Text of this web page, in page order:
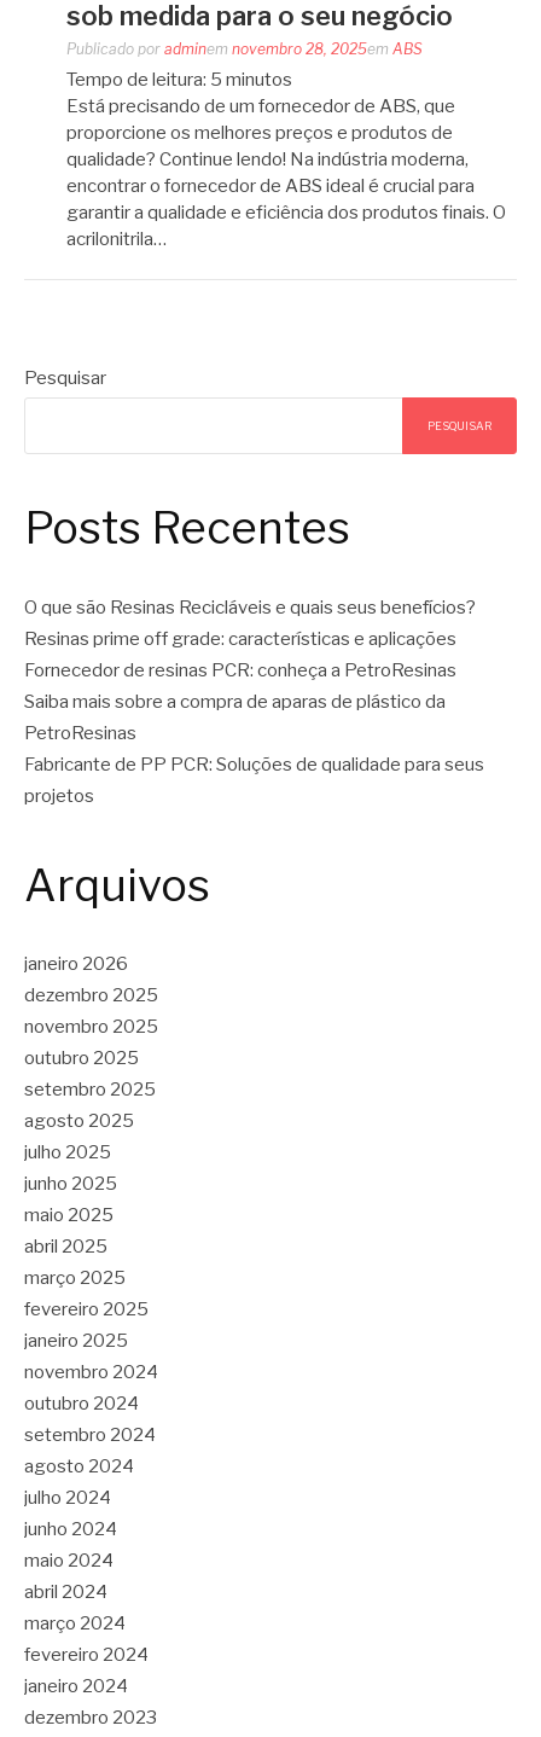
sob medida para o seu negócio
Publicado por adminem novembro 28, 2025em ABS
Tempo de leitura: 5 minutos
Está precisando de um fornecedor de ABS, que
proporcione os melhores preços e produtos de
qualidade? Continue lendo! Na indústria moderna,
encontrar o fornecedor de ABS ideal é crucial para
garantir a qualidade e eficiência dos produtos finais. O
acrilonitrila…
Pesquisar
PESQUISAR
Posts Recentes
O que são Resinas Recicláveis e quais seus benefícios?
Resinas prime off grade: características e aplicações
Fornecedor de resinas PCR: conheça a PetroResinas
Saiba mais sobre a compra de aparas de plástico da
PetroResinas
Fabricante de PP PCR: Soluções de qualidade para seus
projetos
Arquivos
janeiro 2026
dezembro 2025
novembro 2025
outubro 2025
setembro 2025
agosto 2025
julho 2025
junho 2025
maio 2025
abril 2025
março 2025
fevereiro 2025
janeiro 2025
novembro 2024
outubro 2024
setembro 2024
agosto 2024
julho 2024
junho 2024
maio 2024
abril 2024
março 2024
fevereiro 2024
janeiro 2024
dezembro 2023